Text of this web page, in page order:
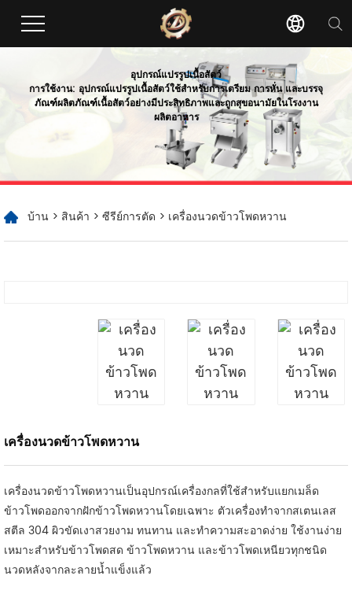
อุปกรณ์แปรรูปเนื้อสัตว์
การใช้งาน: อุปกรณ์แปรรูปเนื้อสัตว์ใช้สำหรับการเตรียม การหั่น และบรรจุ
ภัณฑ์ผลิตภัณฑ์เนื้อสัตว์อย่างมีประสิทธิภาพและถูกสุขอนามัยในโรงงาน
ผลิตอาหาร
บ้าน > สินค้า > ซีรีย์การตัด > เครื่องนวดข้าวโพดหวาน
เครื่องนวดข้าวโพดหวาน
เครื่องนวดข้าวโพดหวานเป็นอุปกรณ์เครื่องกลที่ใช้สำหรับแยกเมล็ด
ข้าวโพดออกจากฝักข้าวโพดหวานโดยเฉพาะ ตัวเครื่องทำจากสเตนเลส
สตีล 304 ผิวขัดเงาสวยงาม ทนทาน และทำความสะอาดง่าย ใช้งานง่าย
เหมาะสำหรับข้าวโพดสด ข้าวโพดหวาน และข้าวโพดเหนียวทุกชนิด
นวดหลังจากละลายน้ำแข็งแล้ว